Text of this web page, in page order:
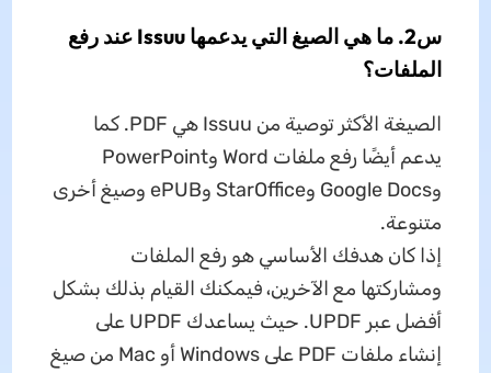
س2. ما هي الصيغ التي يدعمها Issuu عند رفع
الملفات؟
الصيغة الأكثر توصية من Issuu هي PDF. كما
يدعم أيضًا رفع ملفات Word وPowerPoint
وGoogle Docs وStarOffice وePUB وصيغ أخرى
متنوعة.
إذا كان هدفك الأساسي هو رفع الملفات
ومشاركتها مع الآخرين، فيمكنك القيام بذلك بشكل
أفضل عبر UPDF. حيث يساعدك UPDF على
إنشاء ملفات PDF على Windows أو Mac من صيغ